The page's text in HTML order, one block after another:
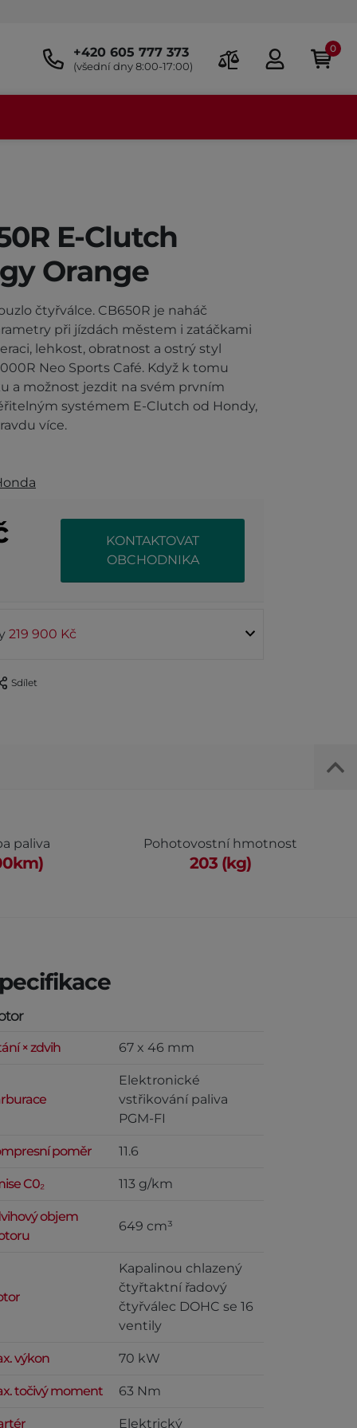
+420 605 777 373
(všední dny 8:00-17:00)
0
E-Clutch
Orange
čtyřválce. CB650R je naháč
při jízdách městem i zatáčkami
lehkost, obratnost a ostrý styl
Neo Sports Café. Když k tomu
a možnost jezdit na svém prvním
systémem E-Clutch od Hondy,
více.
KONTAKTOVAT
OBCHODNIKA
219 900 Kč
Sdílet
paliva Pohotovostní hmotnost
203 (kg)
× zdvih 67 x 46 mm
Elektronické
vstřikování paliva
PGM-FI
poměr 11.6
C0₂ 113 g/km
objem
649 cm³
Kapalinou chlazený
čtyřtaktní řadový
čtyřválec DOHC se 16
ventily
výkon 70 kW
točivý moment 63 Nm
Elektrický